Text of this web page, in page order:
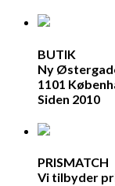
BUTIK
Ny
1101
Siden 2010
PRISMATCH
Vi tilbyder